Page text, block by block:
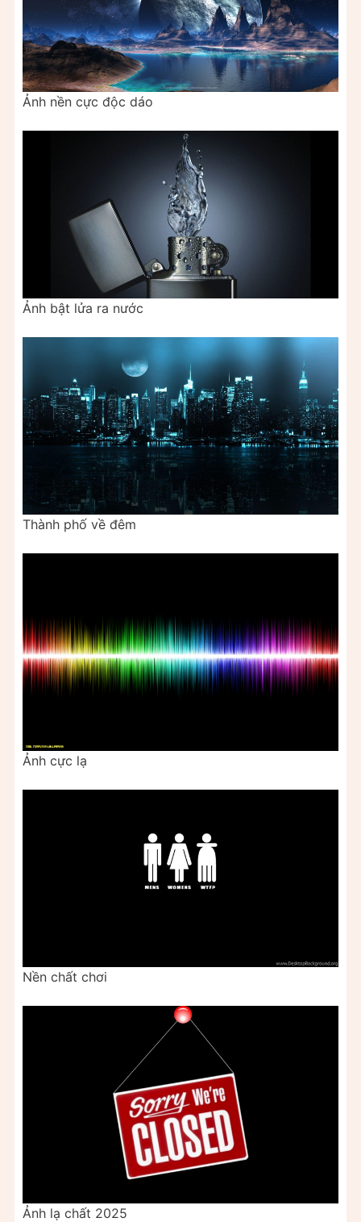
Ảnh nền cực độc dáo
Ảnh bật lửa ra nước
Thành phố về đêm
Ảnh cực lạ
Nền chất chơi
Ảnh lạ chất 2025